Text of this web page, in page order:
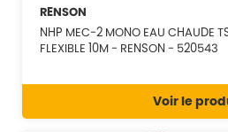
RENSON
NHP MEC-2 MONO EAU CHAUDE
FLEXIBLE 10M - RENSON - 520543
Voir le